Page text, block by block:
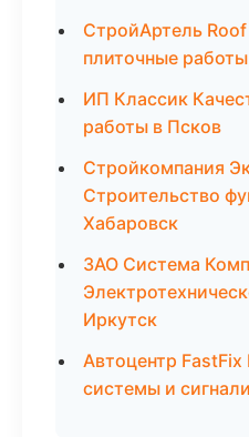
СтройАртель
плиточные
ИП Классик
работы в Псков
Стройкомпания
Строительство
Хабаровск
ЗАО Система
Иркутск
Автоцентр
системы и